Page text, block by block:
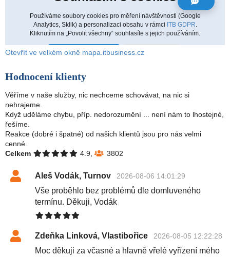
Otevřít ve velkém okně mapa.itbusiness.cz
Hodnocení klienty
Věříme v naše služby, nic nechceme schovávat, na nic si
nehrajeme.
Když uděláme chybu, příp. nedorozumění ... není nám to lhostejné,
řešíme.
Reakce (dobré i špatné) od našich klientů jsou pro nás velmi
cenné.
Celkem
4.9, 3802
Aleš Vodák, Turnov 2026-08-06 14:01:29
Vše proběhlo bez problémů dle domluveného
termínu. Děkuji, Vodák
Zdeňka Linková, Vlastibořice 2026-08-05 12:22:28
Moc děkuji za včasné a hlavně vřelé vyřízení mého